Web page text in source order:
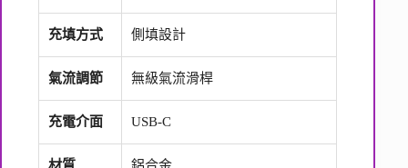
充填方式 側填設計
氣流調節 無級氣流滑桿
充電介面 USB-C